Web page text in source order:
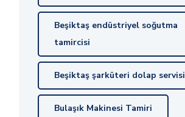
Beşiktaş endüstriyel soğutma
tamircisi
Beşiktaş şarküteri dolap servisi
Bulaşık Makinesi Tamiri